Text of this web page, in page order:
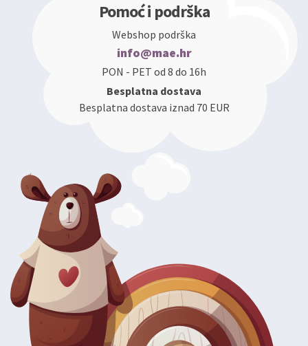
Pomoć i podrška
Webshop podrška
info@mae.hr
PON - PET od 8 do 16h
Besplatna dostava
Besplatna dostava iznad 70 EUR